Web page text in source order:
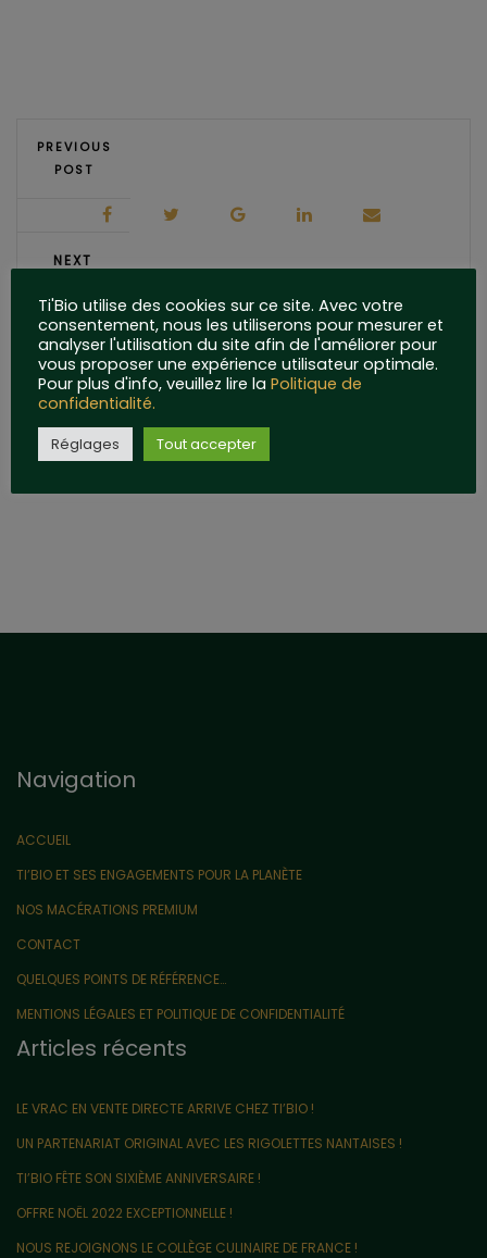
PREVIOUS
POST
NEXT
Navigation
ACCUEIL
TI’BIO ET SES ENGAGEMENTS POUR LA PLANÈTE
NOS MACÉRATIONS PREMIUM
CONTACT
QUELQUES POINTS DE RÉFÉRENCE…
MENTIONS LÉGALES ET POLITIQUE DE CONFIDENTIALITÉ
Articles récents
LE VRAC EN VENTE DIRECTE ARRIVE CHEZ TI’BIO !
UN PARTENARIAT ORIGINAL AVEC LES RIGOLETTES NANTAISES !
TI’BIO FÊTE SON SIXIÈME ANNIVERSAIRE !
OFFRE NOËL 2022 EXCEPTIONNELLE !
NOUS REJOIGNONS LE COLLÈGE CULINAIRE DE FRANCE !
Ti'Bio utilise des cookies sur ce site. Avec votre
consentement, nous les utiliserons pour mesurer et
analyser l'utilisation du site afin de l'améliorer pour
vous proposer une expérience utilisateur optimale.
Pour plus d'info, veuillez lire la Politique de
confidentialité.
Réglages Tout accepter